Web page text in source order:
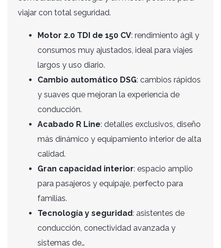
viajar con total seguridad.
Motor 2.0 TDI de 150 CV: rendimiento ágil y
consumos muy ajustados, ideal para viajes
largos y uso diario.
Cambio automático DSG: cambios rápidos
y suaves que mejoran la experiencia de
conducción.
Acabado R Line: detalles exclusivos, diseño
más dinámico y equipamiento interior de alta
calidad.
Gran capacidad interior: espacio amplio
para pasajeros y equipaje, perfecto para
familias.
Tecnología y seguridad: asistentes de
conducción, conectividad avanzada y
sistemas de…